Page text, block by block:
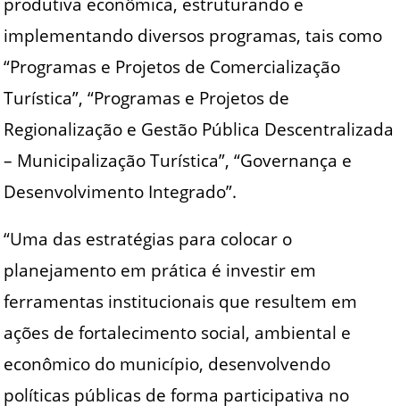
implementando diversos programas, tais como
“Programas e Projetos de Comercialização
Turística”, “Programas e Projetos de
Regionalização e Gestão Pública Descentralizada
– Municipalização Turística”, “Governança e
Desenvolvimento Integrado”.
“Uma das estratégias para colocar o
planejamento em prática é investir em
ferramentas institucionais que resultem em
ações de fortalecimento social, ambiental e
econômico do município, desenvolvendo
políticas públicas de forma participativa no